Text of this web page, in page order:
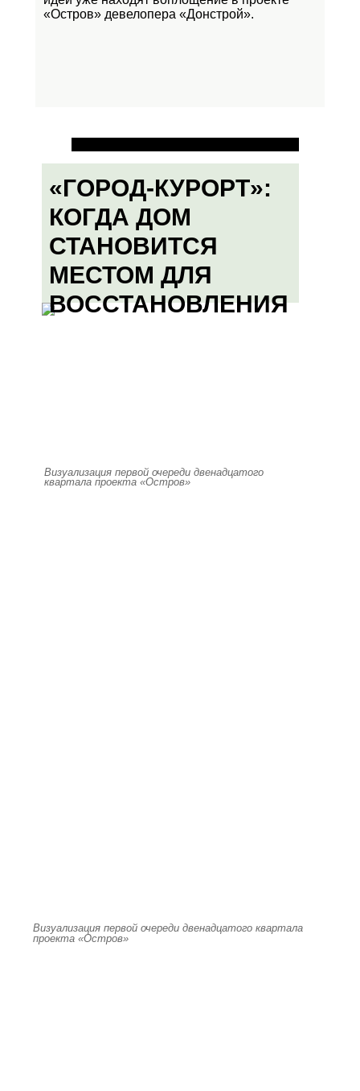
«Остров» девелопера «Донстрой».
«ГОРОД-КУРОРТ»:
КОГДА ДОМ
СТАНОВИТСЯ
МЕСТОМ ДЛЯ
ВОССТАНОВЛЕНИЯ
Визуализация первой очереди двенадцатого
квартала проекта «Остров»
Визуализация первой очереди двенадцатого квартала
проекта «Остров»